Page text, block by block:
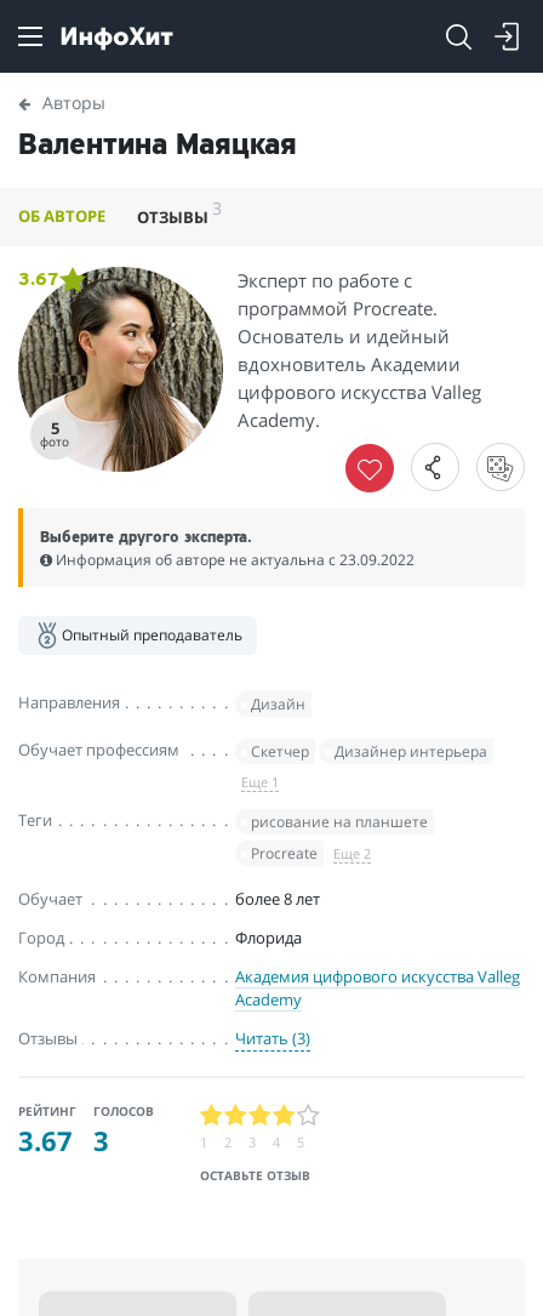
Авторы
Валентина Маяцкая
ОБ АВТОРЕ ОТЗЫВЫ 3
5
фото
3.67
Эксперт по работе с
программой Procreate.
Основатель и идейный
вдохновитель Академии
цифрового искуcства Valleg
Academy.
Выберите другого эксперта.
Информация об авторе не актуальна c 23.09.2022
Опытный преподаватель
Направления Дизайн
Обучает профессиям Скетчер
Дизайнер интерьера
Еще 1
Теги
рисование на планшете
Procreate
Еще 2
Обучает
более 8 лет
Город
Флорида
Компания
Академия цифрового искуcства Valleg
Academy
Отзывы
Читать (3)
РЕЙТИНГ
3.67
ГОЛОСОВ
3
ОСТАВЬТЕ ОТЗЫВ
1 2 3 4 5